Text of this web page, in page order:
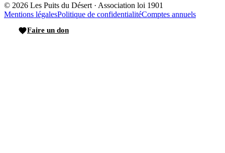
© 2026 Les Puits du Désert · Association loi 1901
Mentions légalesPolitique de confidentialitéComptes annuels
Faire un don